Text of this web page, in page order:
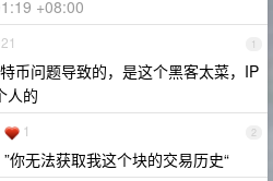
+08:00
1
币问题导致的，是这个黑客太菜，IP
人的
2
1
你无法获取我这个块的交易历史“